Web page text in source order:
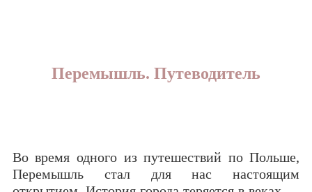
Перемышль. Путеводитель
Во время одного из путешествий по Польше,
Перемышль стал для нас настоящим